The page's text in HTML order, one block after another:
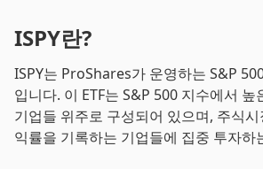
ISPY란?
ISPY는 ProShares가 운영하는 S&P
입니다. 이 ETF는 S&P 500 지수에서
기업들 위주로 구성되어 있으며, 주식
익률을 기록하는 기업들에 집중 투자하